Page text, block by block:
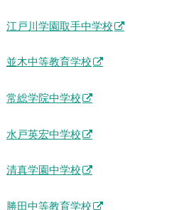
江戸川学園取手中学校
並木中等教育学校
常総学院中学校
水戸英宏中学校
清真学園中学校
勝田中等教育学校